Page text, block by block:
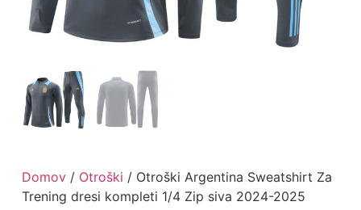
Domov/ Otroški / Otroški Argentina Sweatshirt Za
Trening dresi kompleti 1/4 Zip siva 2024-2025